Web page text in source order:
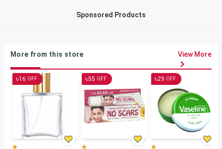
Sponsored Products
More from this store View More
৳16 OFF ৳55 OFF ৳29 OFF